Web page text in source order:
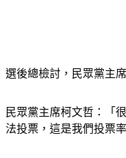
選後總檢討，民眾黨主
民眾黨主席柯文哲：「
法投票，這是我們投票